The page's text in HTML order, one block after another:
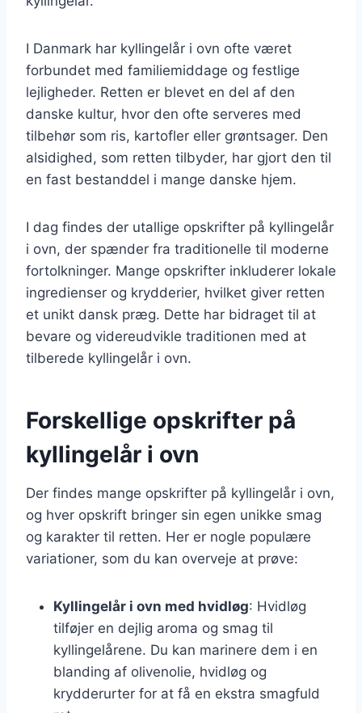
I Danmark har kyllingelår i ovn ofte været
forbundet med familiemiddage og festlige
lejligheder. Retten er blevet en del af den
danske kultur, hvor den ofte serveres med
tilbehør som ris, kartofler eller grøntsager. Den
alsidighed, som retten tilbyder, har gjort den til
en fast bestanddel i mange danske hjem.
I dag findes der utallige opskrifter på kyllingelår
i ovn, der spænder fra traditionelle til moderne
fortolkninger. Mange opskrifter inkluderer lokale
ingredienser og krydderier, hvilket giver retten
et unikt dansk præg. Dette har bidraget til at
bevare og videreudvikle traditionen med at
tilberede kyllingelår i ovn.
Forskellige opskrifter på
kyllingelår i ovn
Der findes mange opskrifter på kyllingelår i ovn,
og hver opskrift bringer sin egen unikke smag
og karakter til retten. Her er nogle populære
variationer, som du kan overveje at prøve:
Kyllingelår i ovn med hvidløg: Hvidløg
tilføjer en dejlig aroma og smag til
kyllingelårene. Du kan marinere dem i en
blanding af olivenolie, hvidløg og
krydderurter for at få en ekstra smagfuld